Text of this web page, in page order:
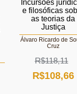
Incursões
e filosóficas
as teorias da
Justiça
Álvaro Ricardo de
Cruz
R$118,11
O
R$108,66O